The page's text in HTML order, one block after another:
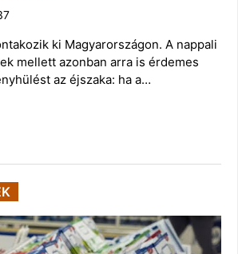
ki Magyarországon. A nappali
mellett azonban arra is érdemes
az éjszaka: ha a…